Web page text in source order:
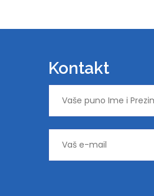
Kontakt